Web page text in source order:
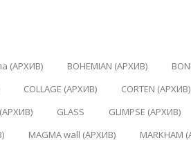
(АРХИВ) BOHEMIAN (АРХИВ)
COLLAGE (АРХИВ) CORTEN (АРХИВ)
(АРХИВ) GLASS GLIMPSE (АРХИВ)
MAGMA wall (АРХИВ) MARKHAM